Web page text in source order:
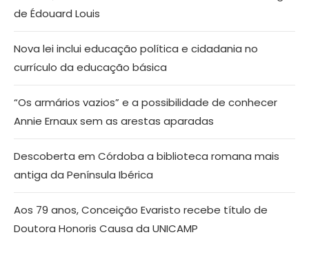
de Édouard Louis
Nova lei inclui educação política e cidadania no
currículo da educação básica
“Os armários vazios” e a possibilidade de conhecer
Annie Ernaux sem as arestas aparadas
Descoberta em Córdoba a biblioteca romana mais
antiga da Península Ibérica
Aos 79 anos, Conceição Evaristo recebe título de
Doutora Honoris Causa da UNICAMP